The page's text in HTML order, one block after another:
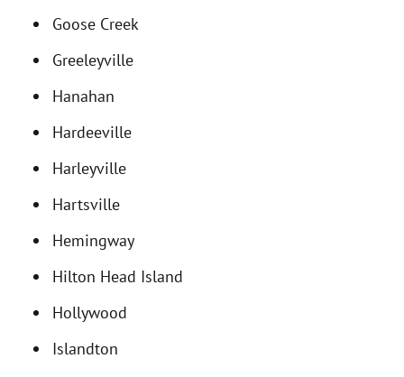
Goose Creek
Greeleyville
Hanahan
Hardeeville
Harleyville
Hartsville
Hemingway
Hilton Head Island
Hollywood
Islandton